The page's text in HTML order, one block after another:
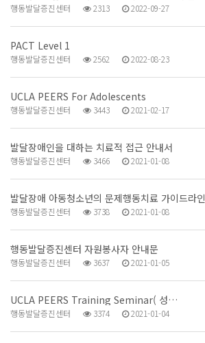
행동발달증진센터 2313 2022-09-27
PACT Level 1
행동발달증진센터 2562 2022-08-23
UCLA PEERS For Adolescents
행동발달증진센터 3443 2021-02-17
발달장애인을 대하는 치료적 접근 안내서
행동발달증진센터 3466 2021-01-08
발달장애 아동청소년의 문제행동치료 가이드라인
행동발달증진센터 3738 2021-01-08
행동발달증진센터 자원봉사자 안내문
행동발달증진센터 3637 2021-01-05
UCLA PEERS Training Seminar( 성…
행동발달증진센터 3374 2021-01-04